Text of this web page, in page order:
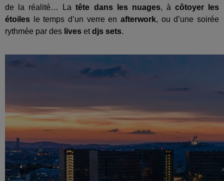
de la réalité… La tête dans les nuages, à côtoyer les
étoiles le temps d’un verre en afterwork, ou d’une soirée
rythmée par des lives etdjs sets.